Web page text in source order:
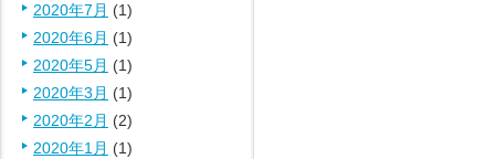
2020年7月 (1)
2020年6月 (1)
2020年5月 (1)
2020年3月 (1)
2020年2月 (2)
2020年1月 (1)